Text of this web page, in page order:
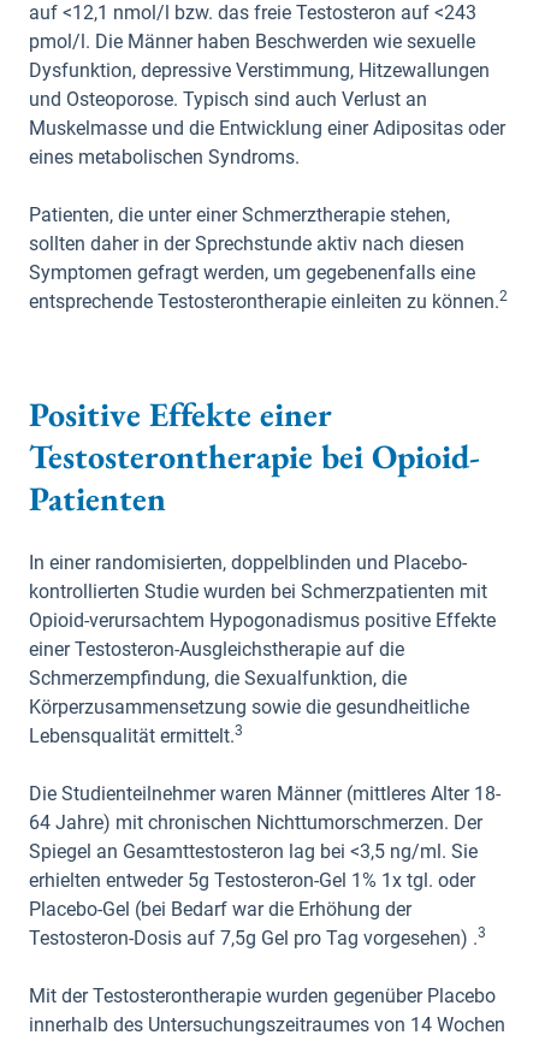
auf <12,1 nmol/l bzw. das freie Testosteron auf <243
pmol/l. Die Männer haben Beschwerden wie sexuelle
Dysfunktion, depressive Verstimmung, Hitzewallungen
und Osteoporose. Typisch sind auch Verlust an
Muskelmasse und die Entwicklung einer Adipositas oder
eines metabolischen Syndroms.
Patienten, die unter einer Schmerztherapie stehen,
sollten daher in der Sprechstunde aktiv nach diesen
Symptomen gefragt werden, um gegebenenfalls eine
entsprechende Testosterontherapie einleiten zu können.2
Positive Effekte einer
Testosterontherapie bei Opioid-
Patienten
In einer randomisierten, doppelblinden und Placebo-
kontrollierten Studie wurden bei Schmerzpatienten mit
Opioid-verursachtem Hypogonadismus positive Effekte
einer Testosteron-Ausgleichstherapie auf die
Schmerzempfindung, die Sexualfunktion, die
Körperzusammensetzung sowie die gesundheitliche
Lebensqualität ermittelt.3
Die Studienteilnehmer waren Männer (mittleres Alter 18-
64 Jahre) mit chronischen Nichttumorschmerzen. Der
Spiegel an Gesamttestosteron lag bei <3,5 ng/ml. Sie
erhielten entweder 5g Testosteron-Gel 1% 1x tgl. oder
Placebo-Gel (bei Bedarf war die Erhöhung der
Testosteron-Dosis auf 7,5g Gel pro Tag vorgesehen) .3
Mit der Testosterontherapie wurden gegenüber Placebo
innerhalb des Untersuchungszeitraumes von 14 Wochen